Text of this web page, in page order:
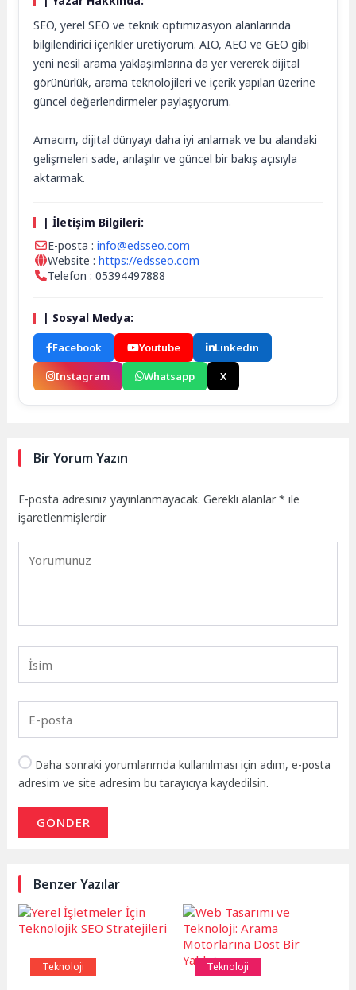
SEO, yerel SEO ve teknik optimizasyon alanlarında
bilgilendirici içerikler üretiyorum. AIO, AEO ve GEO gibi
yeni nesil arama yaklaşımlarına da yer vererek dijital
görünürlük, arama teknolojileri ve içerik yapıları üzerine
güncel değerlendirmeler paylaşıyorum.
Amacım, dijital dünyayı daha iyi anlamak ve bu alandaki
gelişmeleri sade, anlaşılır ve güncel bir bakış açısıyla
aktarmak.
| İletişim Bilgileri:
E-posta :info@edsseo.com
Website :https://edsseo.com
Telefon : 05394497888
| Sosyal Medya:
Facebook Youtube
Linkedin
Instagram
Whatsapp X
Bir Yorum Yazın
E-posta adresiniz yayınlanmayacak. Gerekli alanlar* ile
işaretlenmişlerdir
Daha sonraki yorumlarımda kullanılması için adım, e-posta
adresim ve site adresim bu tarayıcıya kaydedilsin.
GÖNDER
Benzer Yazılar
Teknoloji Teknoloji